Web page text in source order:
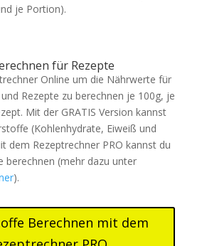
je Portion).
für Rezepte
Online um die Nährwerte für
Rezepte zu berechnen je 100g, je
Mit der GRATIS Version kannst
(Kohlenhydrate, Eiweiß und
dem Rezeptrechner PRO kannst du
berechnen (mehr dazu unter
).
Berechnen mit dem